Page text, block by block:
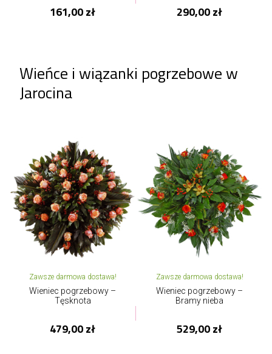
161,00 zł 290,00 zł
Wieńce i wiązanki pogrzebowe w
Jarocina
Zawsze darmowa dostawa!
Wieniec pogrzebowy –
Tęsknota
479,00 zł
Zawsze darmowa dostawa!
Wieniec pogrzebowy –
Bramy nieba
529,00 zł